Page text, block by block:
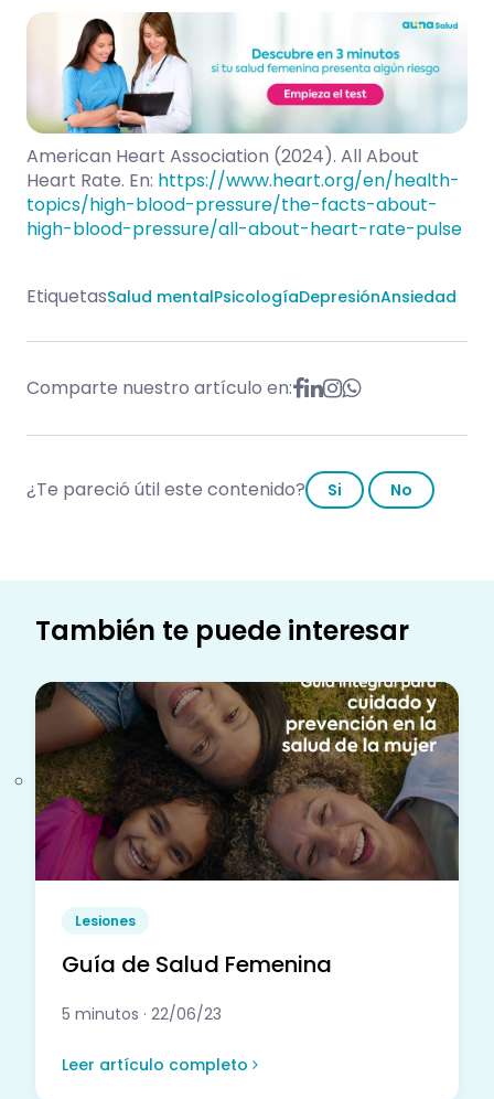
American Heart Association (2024). All About
Heart Rate. En: https://www.heart.org/en/health-
topics/high-blood-pressure/the-facts-about-
high-blood-pressure/all-about-heart-rate-pulse
EtiquetasSalud mentalPsicologíaDepresiónAnsiedad
Comparte nuestro artículo en:
¿Te pareció útil este contenido? Si No
También te puede interesar
Lesiones
Guía de Salud Femenina
5 minutos · 22/06/23
Leer artículo completo